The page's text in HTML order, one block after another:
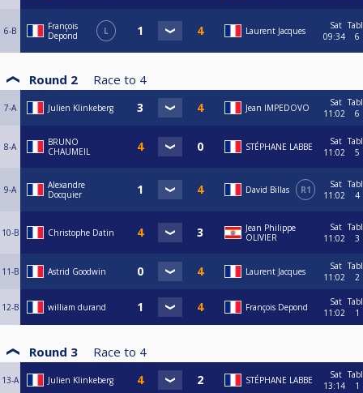
6-B
François
Depond
L Laurent Jacques
Sat
09:34
6
Round 2 Race to 4
7-A Julien Klinkeberg Jean IMPEDOVO
Sat
11:02
6
8-A
BRUNO
CHAUMEIL
STÉPHANE LABBE
Sat
11:02
5
9-A
Alexandre
Docquier
David Billas R1
Sat
11:02
4
10-B Christophe Datin
Jean Philippe
OLIVIER
Sat
11:02
3
11-B Astrid Goodwin Laurent Jacques
Sat
11:02
2
12-B william durand François Depond
Sat
11:02
1
Round 3 Race to 4
13-A Julien Klinkeberg STÉPHANE LABBE
Sat
13:14
1